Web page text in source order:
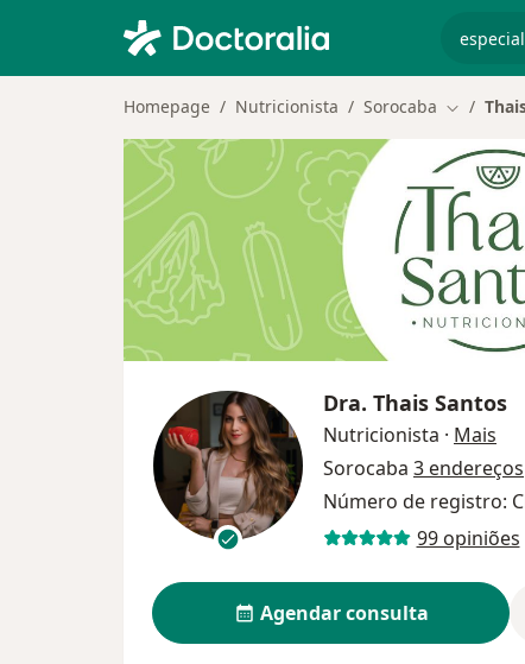
Homepage Nutricionista Sorocaba Mudar
Dra. Thais Santos
Nutricionista · Mais
Sorocaba 3 endereços
Número de registro:
99 opiniões
Agendar consulta